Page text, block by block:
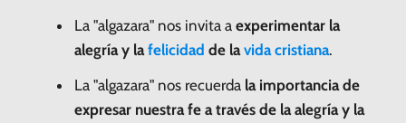
La "algazara" nos invita a experimentar la
alegría y lafelicidad de lavida cristiana.
La "algazara" nos recuerda la importancia de
expresar nuestra fe a través de la alegría y la